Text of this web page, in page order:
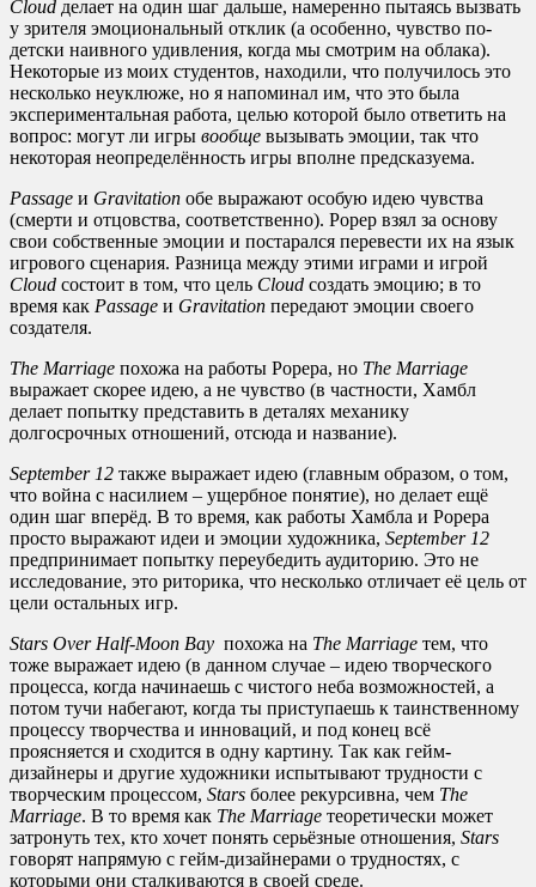
Cloud делает на один шаг дальше, намеренно пытаясь вызвать
у зрителя эмоциональный отклик (а особенно, чувство по-
детски наивного удивления, когда мы смотрим на облака).
Некоторые из моих студентов, находили, что получилось это
несколько неуклюже, но я напоминал им, что это была
экспериментальная работа, целью которой было ответить на
вопрос: могут ли игры вообще вызывать эмоции, так что
некоторая неопределённость игры вполне предсказуема.
Passage и Gravitation обе выражают особую идею чувства
(смерти и отцовства, соответственно). Рорер взял за основу
свои собственные эмоции и постарался перевести их на язык
игрового сценария. Разница между этими играми и игрой
Cloud состоит в том, что цель Cloud создать эмоцию; в то
время как Passage и Gravitation передают эмоции своего
создателя.
The Marriage похожа на работы Рорера, но The Marriage
выражает скорее идею, а не чувство (в частности, Хамбл
делает попытку представить в деталях механику
долгосрочных отношений, отсюда и название).
September 12 также выражает идею (главным образом, о том,
что война с насилием – ущербное понятие), но делает ещё
один шаг вперёд. В то время, как работы Хамбла и Рорера
просто выражают идеи и эмоции художника, September 12
предпринимает попытку переубедить аудиторию. Это не
исследование, это риторика, что несколько отличает её цель от
цели остальных игр.
Stars Over Half-Moon Bay похожа на The Marriage тем, что
тоже выражает идею (в данном случае – идею творческого
процесса, когда начинаешь с чистого неба возможностей, а
потом тучи набегают, когда ты приступаешь к таинственному
процессу творчества и инноваций, и под конец всё
проясняется и сходится в одну картину. Так как гейм-
дизайнеры и другие художники испытывают трудности с
творческим процессом, Stars более рекурсивна, чем The
Marriage. В то время как The Marriage теоретически может
затронуть тех, кто хочет понять серьёзные отношения, Stars
говорят напрямую с гейм-дизайнерами о трудностях, с
которыми они сталкиваются в своей среде.